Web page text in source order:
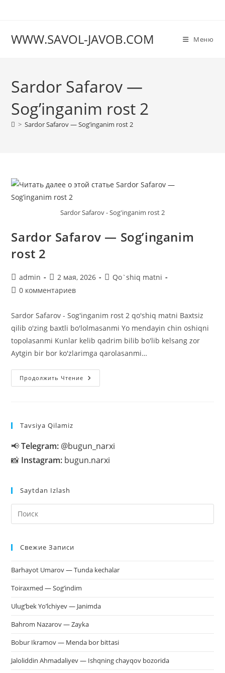
WWW.SAVOL-JAVOB.COM Меню
Sardor Safarov —
Sog’inganim rost 2
> Sardor Safarov — Sog’inganim rost 2
Sardor Safarov - Sog'inganim rost 2
Sardor Safarov — Sog’inganim
rost 2
Автор
записи:
admin
Запись
опубликована:
2 мая, 2026
Рубрика
Qo`shiq matni
Комментарии
записи:
0 комментариев
Sardor Safarov - Sog'inganim rost 2 qo'shiq matni Baxtsiz
qilib o'zing baxtli bo'lolmasanmi Yo mendayin chin oshiqni
topolasanmi Kunlar kelib qadrim bilib bo'lib kelsang zor
Aytgin bir bor ko'zlarimga qarolasanmi…
Продолжить Чтение Sardor
Safarov
Tavsiya Qilamiz
📢Telegram: @bugun_narxi
📸 Instagram: bugun.narxi
Saytdan Izlash
Свежие Записи
Barhayot Umarov — Tunda kechalar
Toiraxmed — Sog’indim
Ulug’bek Yo’lchiyev — Janimda
Bahrom Nazarov — Zayka
Bobur Ikramov — Menda bor bittasi
Jaloliddin Ahmadaliyev — Ishqning chayqov bozorida